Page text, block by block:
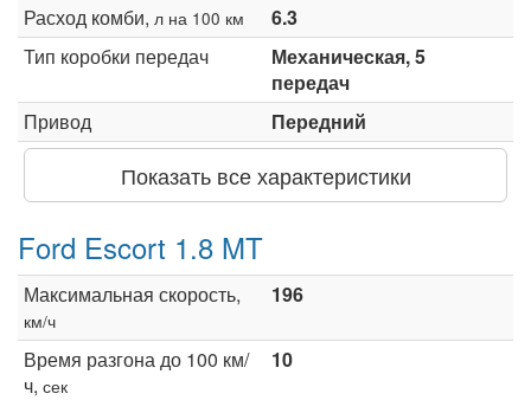
Расход комби, л на 100 км
6.3
Тип коробки передач
Механическая, 5
передач
Привод
Передний
Показать все характеристики
Ford Escort 1.8 MT
Максимальная скорость,
км/ч
196
Время разгона до 100 км/
ч, сек
10